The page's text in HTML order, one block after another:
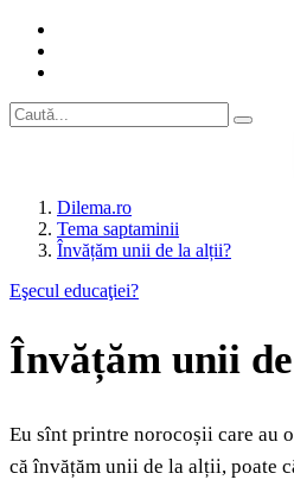
Dilema.ro
Tema saptaminii
Învățăm unii de la alții?
Eşecul educaţiei?
Învățăm unii
Eu sînt printre norocoșii care au
că învățăm unii de la alții, poate